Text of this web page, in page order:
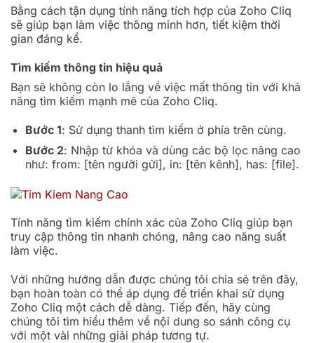
Bằng cách tận dụng tính năng tích hợp của Zoho Cliq
sẽ giúp bạn làm việc thông minh hơn, tiết kiệm thời
gian đáng kể.
Tìm kiếm thông tin hiệu quả
Bạn sẽ không còn lo lắng về việc mất thông tin với khả
năng tìm kiếm mạnh mẽ của Zoho Cliq.
Bước 1: Sử dụng thanh tìm kiếm ở phía trên cùng.
Bước 2: Nhập từ khóa và dùng các bộ lọc nâng cao
như: from: [tên người gửi], in: [tên kênh], has: [file].
Tính năng tìm kiếm chính xác của Zoho Cliq giúp bạn
truy cập thông tin nhanh chóng, nâng cao năng suất
làm việc.
Với những hướng dẫn được chúng tôi chia sẻ trên đây,
bạn hoàn toàn có thể áp dụng để triển khai sử dụng
Zoho Cliq một cách dễ dàng. Tiếp đến, hãy cùng
chúng tôi tìm hiểu thêm về nội dung so sánh công cụ
với một vài những giải pháp tương tự.